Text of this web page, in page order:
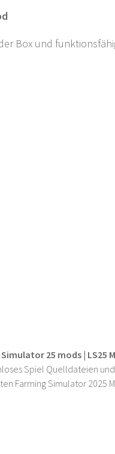
Box und
25 mods | LS25
Spiel Quelldateien
Farming Simulator 2025